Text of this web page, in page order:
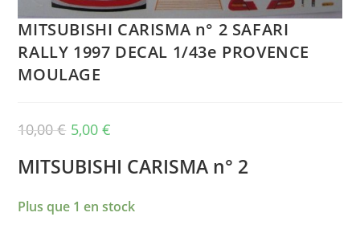
MITSUBISHI CARISMA n° 2 SAFARI
RALLY 1997 DECAL 1/43e PROVENCE
MOULAGE
10,00€ Le
prix
était :
10,00 €.
5,00€
est :
5,00 €.
MITSUBISHI CARISMA n° 2
Plus que 1 en stock